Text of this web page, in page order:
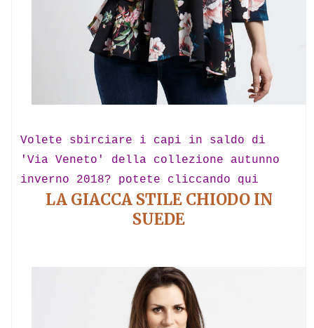
Volete sbirciare i capi in saldo di
'Via Veneto' della collezione autunno
inverno 2018? potete cliccando qui
LA GIACCA STILE CHIODO IN
SUEDE